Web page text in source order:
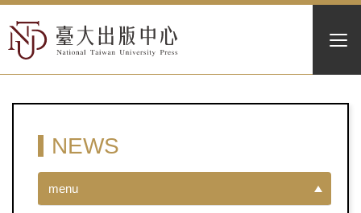
NEWS
menu